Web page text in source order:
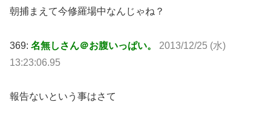
朝捕まえて今修羅場中なんじゃね？
369: 名無しさん＠お腹いっぱい。 2013/12/25 (水)
13:23:06.95
報告ないという事はさて